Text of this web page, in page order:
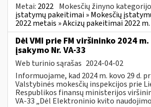
Metai: 2022 Mokesčių žinyno
įstatymų pakeitimai » Mokesčių
2022 metais » Akcizų pakeitimai 2022 m.
Dėl VMI prie FM viršininko 2024
įsakymo Nr. VA-33
Web turinio sąrašas 2024-04-02
Informuojame, kad 2024 m. kovo 29 d.
Valstybinės mokesčių inspekcijos prie
Respublikos finansų ministerijos
VA-33 „Dėl Elektroninio kvito